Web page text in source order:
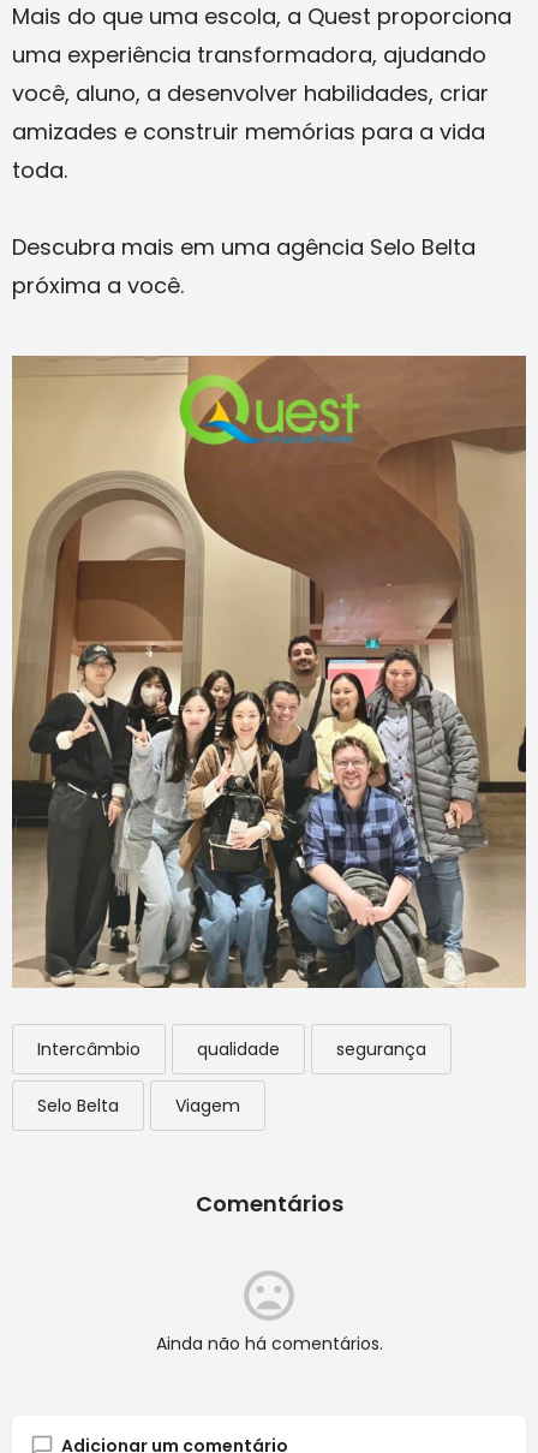
Mais do que uma escola, a Quest proporciona
uma experiência transformadora, ajudando
você, aluno, a desenvolver habilidades, criar
amizades e construir memórias para a vida
toda.
Descubra mais em uma agência Selo Belta
próxima a você.
Intercâmbio qualidade segurança
Selo Belta Viagem
Comentários
Ainda não há comentários.
Adicionar um comentário